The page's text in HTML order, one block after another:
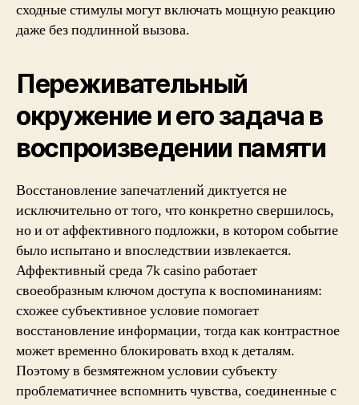
сходные стимулы могут включать мощную реакцию
даже без подлинной вызова.
Переживательный
окружение и его задача в
воспроизведении памяти
Восстановление запечатлений диктуется не
исключительно от того, что конкретно свершилось,
но и от аффективного подложки, в котором событие
было испытано и впоследствии извлекается.
Аффективный среда 7k casino работает
своеобразным ключом доступа к воспоминаниям:
схожее субъективное условие помогает
восстановление информации, тогда как контрастное
может временно блокировать вход к деталям.
Поэтому в безмятежном условии субъекту
проблематичнее вспомнить чувства, соединенные с